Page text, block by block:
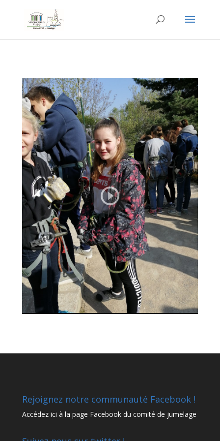
Rejoignez notre communauté Facebook !
Accédez ici à la page Facebookdu comité de jumelage